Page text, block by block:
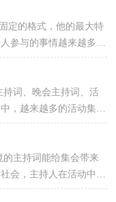
定的格式，他的最大特
参与的事情越来越多，
下面是小...
词、晚会主持词、活
，越来越多的活动集会
以下是...
的主持词能给集会带来
会，主持人在活动中起
点主...